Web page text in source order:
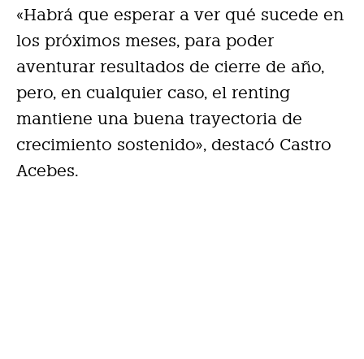
«Habrá que esperar a ver qué sucede en
los próximos meses, para poder
aventurar resultados de cierre de año,
pero, en cualquier caso, el renting
mantiene una buena trayectoria de
crecimiento sostenido», destacó Castro
Acebes.